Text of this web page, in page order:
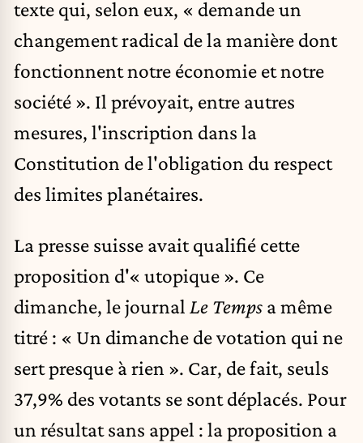
texte qui, selon eux, « demande un
changement radical de la manière dont
fonctionnent notre économie et notre
société ». Il prévoyait, entre autres
mesures, l'inscription dans la
Constitution de l'obligation du respect
des limites planétaires.
Lapresse suisse avait qualifié cette
proposition d'« utopique ». Ce
dimanche, le journal Le Temps a même
titré : « Un dimanche de votation qui ne
sert presque à rien ». Car, de fait, seuls
37,9% des votants se sont déplacés. Pour
un résultat sans appel : la proposition a